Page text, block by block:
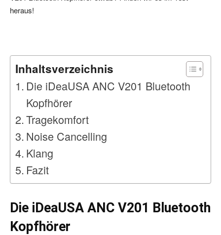
heraus!
Inhaltsverzeichnis
Die iDeaUSA ANC V201 Bluetooth
Kopfhörer
Tragekomfort
Noise Cancelling
Klang
Fazit
Die iDeaUSA ANC V201 Bluetooth
Kopfhörer